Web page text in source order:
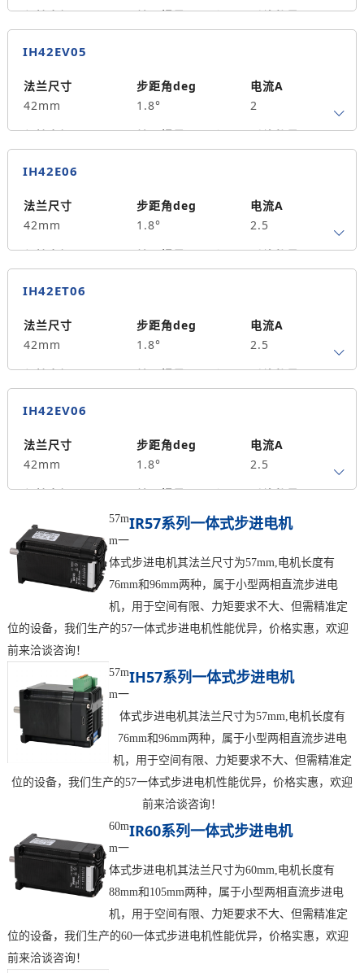
0.47
保持力矩N.m
0.5
转子惯量g.cm²
82
引线数量
0
8
单出轴
62.2
重量kg
0.46
IH42EV05
法兰尺寸
42mm
步距角deg
1.8°
电流A
2
保持力矩N.m
0.5
转子惯量g.cm²
82
引线数量
0
8
单出轴
62.2
重量kg
0.46
IH42E06
法兰尺寸
42mm
步距角deg
1.8°
电流A
2.5
保持力矩N.m
0.6
转子惯量g.cm²
116
引线数量
0
8
单出轴
78.5
重量kg
0.7
IH42ET06
法兰尺寸
42mm
步距角deg
1.8°
电流A
2.5
保持力矩N.m
0.6
转子惯量g.cm²
116
引线数量
0
8
单出轴
74.2
重量kg
0.7
IH42EV06
法兰尺寸
42mm
步距角deg
1.8°
电流A
2.5
保持力矩N.m
转子惯量g.cm²
引线数量
0
轴径
单出轴
74.2
IR57系列一体式步进电机
57m
m一
体式步进电机其法兰尺寸为57mm,电机长度有
76mm和96mm两种，属于小型两相直流步进电
机，用于空间有限、力矩要求不大、但需精准定
位的设备，我们生产的57一体式步进电机性能优异，价格实惠，欢迎
前来洽谈咨询！
IH57系列一体式步进电机
57m
m一
体式步进电机其法兰尺寸为57mm,电机长度有
76mm和96mm两种，属于小型两相直流步进电
机，用于空间有限、力矩要求不大、但需精准定
位的设备，我们生产的57一体式步进电机性能优异，价格实惠，欢迎
前来洽谈咨询！
IR60系列一体式步进电机
60m
m一
体式步进电机其法兰尺寸为60mm,电机长度有
88mm和105mm两种，属于小型两相直流步进电
机，用于空间有限、力矩要求不大、但需精准定
位的设备，我们生产的60一体式步进电机性能优异，价格实惠，欢迎
前来洽谈咨询！